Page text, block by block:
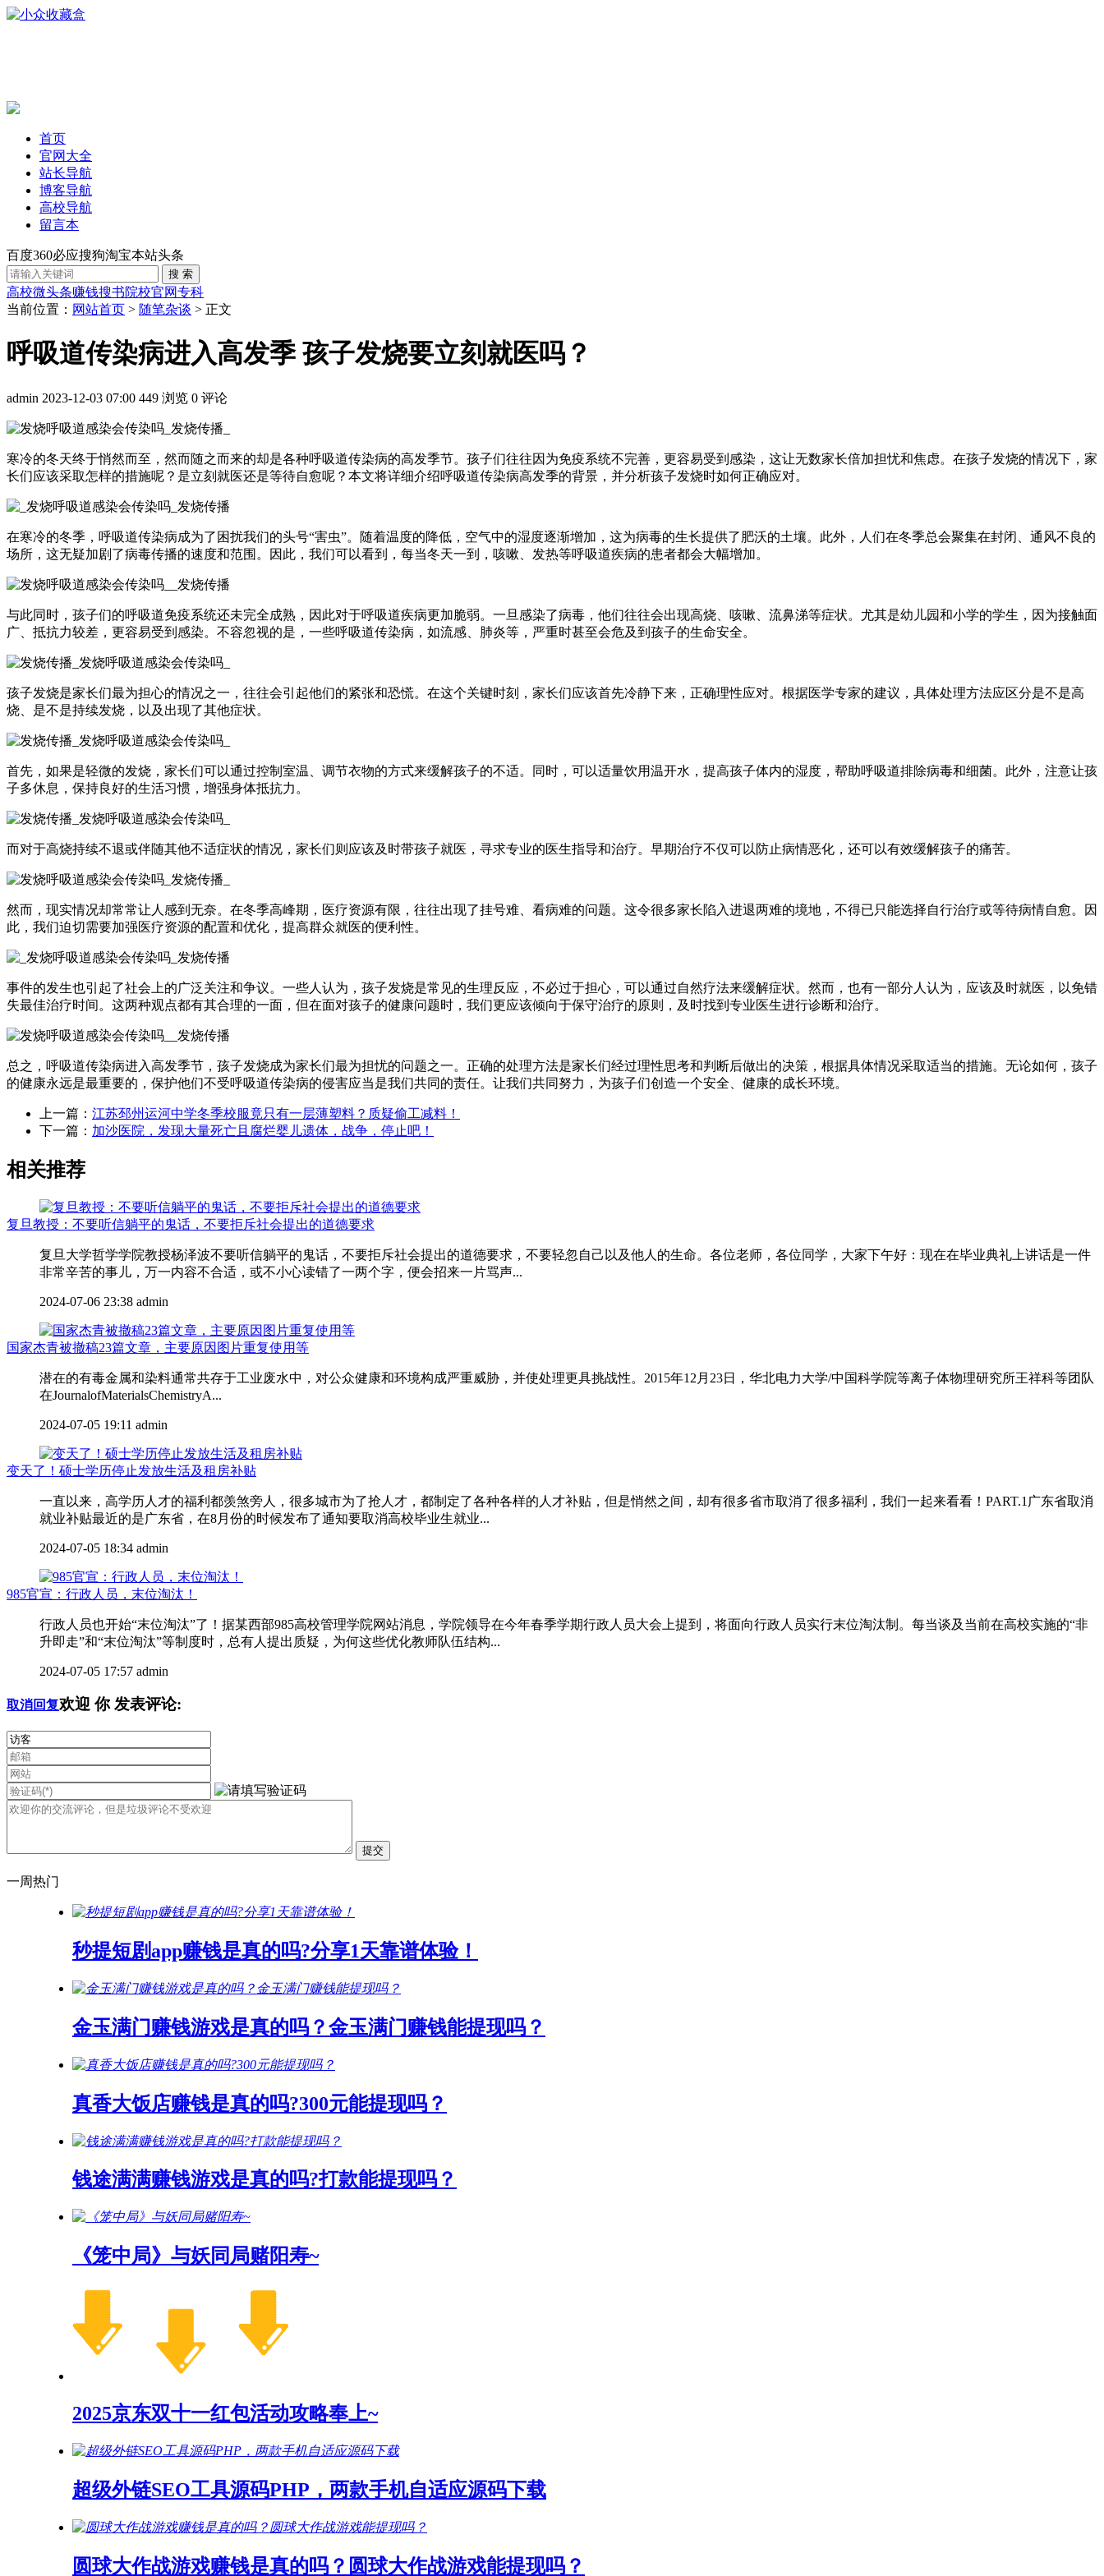
首页
官网大全
站长导航
博客导航
高校导航
留言本
百度360必应搜狗淘宝本站头条
高校微头条赚钱搜书院校官网专科
当前位置： 网站首页 > 随笔杂谈 > 正文
呼吸道传染病进入高发季 孩子发烧要立刻就医吗？
admin 2023-12-03 07:00 449 浏览 0 评论
寒冷的冬天终于悄然而至，然而随之而来的却是各种呼吸道传染病的高发季节。孩子们往往因为免疫系统不完善，更容易受到感染，这让无数家长倍加担忧和焦虑。在孩子发烧的情况下，家
长们应该采取怎样的措施呢？是立刻就医还是等待自愈呢？本文将详细介绍呼吸道传染病高发季的背景，并分析孩子发烧时如何正确应对。
在寒冷的冬季，呼吸道传染病成为了困扰我们的头号“害虫”。随着温度的降低，空气中的湿度逐渐增加，这为病毒的生长提供了肥沃的土壤。此外，人们在冬季总会聚集在封闭、通风不良的
场所，这无疑加剧了病毒传播的速度和范围。因此，我们可以看到，每当冬天一到，咳嗽、发热等呼吸道疾病的患者都会大幅增加。
与此同时，孩子们的呼吸道免疫系统还未完全成熟，因此对于呼吸道疾病更加脆弱。一旦感染了病毒，他们往往会出现高烧、咳嗽、流鼻涕等症状。尤其是幼儿园和小学的学生，因为接触面
广、抵抗力较差，更容易受到感染。不容忽视的是，一些呼吸道传染病，如流感、肺炎等，严重时甚至会危及到孩子的生命安全。
孩子发烧是家长们最为担心的情况之一，往往会引起他们的紧张和恐慌。在这个关键时刻，家长们应该首先冷静下来，正确理性应对。根据医学专家的建议，具体处理方法应区分是不是高
烧、是不是持续发烧，以及出现了其他症状。
首先，如果是轻微的发烧，家长们可以通过控制室温、调节衣物的方式来缓解孩子的不适。同时，可以适量饮用温开水，提高孩子体内的湿度，帮助呼吸道排除病毒和细菌。此外，注意让孩
子多休息，保持良好的生活习惯，增强身体抵抗力。
而对于高烧持续不退或伴随其他不适症状的情况，家长们则应该及时带孩子就医，寻求专业的医生指导和治疗。早期治疗不仅可以防止病情恶化，还可以有效缓解孩子的痛苦。
然而，现实情况却常常让人感到无奈。在冬季高峰期，医疗资源有限，往往出现了挂号难、看病难的问题。这令很多家长陷入进退两难的境地，不得已只能选择自行治疗或等待病情自愈。因
此，我们迫切需要加强医疗资源的配置和优化，提高群众就医的便利性。
事件的发生也引起了社会上的广泛关注和争议。一些人认为，孩子发烧是常见的生理反应，不必过于担心，可以通过自然疗法来缓解症状。然而，也有一部分人认为，应该及时就医，以免错
失最佳治疗时间。这两种观点都有其合理的一面，但在面对孩子的健康问题时，我们更应该倾向于保守治疗的原则，及时找到专业医生进行诊断和治疗。
总之，呼吸道传染病进入高发季节，孩子发烧成为家长们最为担忧的问题之一。正确的处理方法是家长们经过理性思考和判断后做出的决策，根据具体情况采取适当的措施。无论如何，孩子
的健康永远是最重要的，保护他们不受呼吸道传染病的侵害应当是我们共同的责任。让我们共同努力，为孩子们创造一个安全、健康的成长环境。
上一篇： 江苏邳州运河中学冬季校服竟只有一层薄塑料？质疑偷工减料！
下一篇： 加沙医院，发现大量死亡且腐烂婴儿遗体，战争，停止吧！
相关推荐
复旦教授：不要听信躺平的鬼话，不要拒斥社会提出的道德要求
复旦大学哲学学院教授杨泽波不要听信躺平的鬼话，不要拒斥社会提出的道德要求，不要轻忽自己以及他人的生命。各位老师，各位同学，大家下午好：现在在毕业典礼上讲话是一件
非常辛苦的事儿，万一内容不合适，或不小心读错了一两个字，便会招来一片骂声...
2024-07-06 23:38 admin
国家杰青被撤稿23篇文章，主要原因图片重复使用等
潜在的有毒金属和染料通常共存于工业废水中，对公众健康和环境构成严重威胁，并使处理更具挑战性。2015年12月23日，华北电力大学/中国科学院等离子体物理研究所王祥科等团队
在JournalofMaterialsChemistryA...
2024-07-05 19:11 admin
变天了！硕士学历停止发放生活及租房补贴
一直以来，高学历人才的福利都羡煞旁人，很多城市为了抢人才，都制定了各种各样的人才补贴，但是悄然之间，却有很多省市取消了很多福利，我们一起来看看！PART.1广东省取消
就业补贴最近的是广东省，在8月份的时候发布了通知要取消高校毕业生就业...
2024-07-05 18:34 admin
985官宣：行政人员，末位淘汰！
行政人员也开始“末位淘汰”了！据某西部985高校管理学院网站消息，学院领导在今年春季学期行政人员大会上提到，将面向行政人员实行末位淘汰制。每当谈及当前在高校实施的“非
升即走”和“末位淘汰”等制度时，总有人提出质疑，为何这些优化教师队伍结构...
2024-07-05 17:57 admin
取消回复欢迎 你发表评论:
一周热门
秒提短剧app赚钱是真的吗?分享1天靠谱体验！
金玉满门赚钱游戏是真的吗？金玉满门赚钱能提现吗？
真香大饭店赚钱是真的吗?300元能提现吗？
钱途满满赚钱游戏是真的吗?打款能提现吗？
《笼中局》与妖同局赌阳寿~
2025京东双十一红包活动攻略奉上~
超级外链SEO工具源码PHP，两款手机自适应源码下载
圆球大作战游戏赚钱是真的吗？圆球大作战游戏能提现吗？